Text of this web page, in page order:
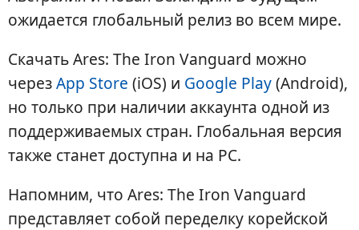
ожидается глобальный релиз во всем мире.
Скачать Ares: The Iron Vanguard можно
черезApp Store (iOS) и Google Play(Android),
но только при наличии аккаунта одной из
поддерживаемых стран. Глобальная версия
также станет доступна и на PC.
Напомним, что Ares: The Iron Vanguard
представляет собой переделку корейской